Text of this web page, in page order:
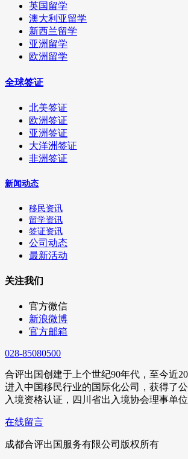
英国留学
澳大利亚留学
新西兰留学
亚洲留学
欧洲留学
全球签证
北美签证
欧洲签证
亚洲签证
大洋洲签证
非洲签证
新闻动态
移民资讯
留学资讯
签证资讯
公司动态
最新活动
关注我们
官方微信
新浪微博
官方邮箱
028-85080500
合评出国创建于上个世纪90年代，至今近
进入中国移民行业的国际化公司，获得了
入境资格认证，四川省出入境协会理事单位
在线留言
成都合评出国服务有限公司版权所有